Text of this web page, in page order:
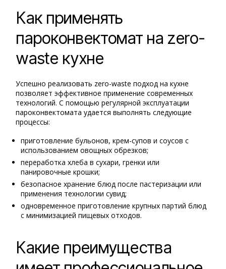
Как применять
пароконвектомат на zero-
waste кухне
Успешно реализовать zero-waste подход на кухне
позволяет эффективное применение современных
технологий. С помощью регулярной эксплуатации
пароконвектомата удается выполнять следующие
процессы:
приготовление бульонов, крем-супов и соусов с
использованием овощных обрезков;
переработка хлеба в сухари, гренки или
панировочные крошки;
безопасное хранение блюд после пастеризации или
применения технологии сувид;
одновременное приготовление крупных партий блюд
с минимизацией пищевых отходов.
Какие преимущества